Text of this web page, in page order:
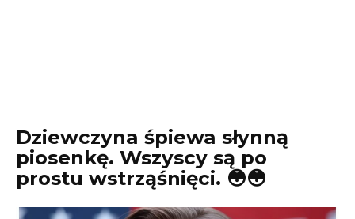
Dziewczyna śpiewa słynną
piosenkę. Wszyscy są po
prostu wstrząśnięci. 😳😳